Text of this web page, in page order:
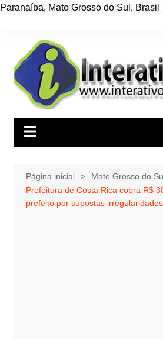
Paranaíba, Mato Grosso do Sul , Brasil
conteúdo
Página inicial
Mato Grosso do
Prefeitura de Costa Rica cobra R$
prefeito por supostas